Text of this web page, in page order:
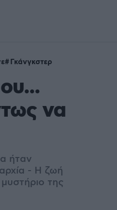
Γκάνγκστερ
να
ήταν
- Η ζωή
της